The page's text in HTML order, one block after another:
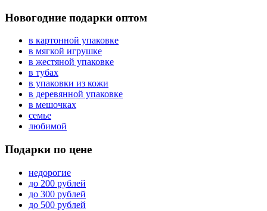
Новогодние подарки оптом
в картонной упаковке
в мягкой игрушке
в жестяной упаковке
в тубах
в упаковки из кожи
в деревянной упаковке
в мешочках
семье
любимой
Подарки по цене
недорогие
до 200 рублей
до 300 рублей
до 500 рублей